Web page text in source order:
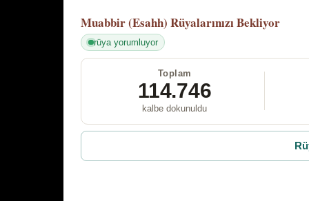
Muabbir (Esahh) Rüyalarınızı Bekliyor
rüya yorumluyor
Toplam
114.746
kalbe dokunuldu